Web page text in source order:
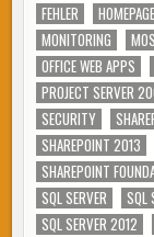
FEHLER
HOMEPAGE
MONITORING
OFFICE WEB APPS
PROJECT SERVER
SECURITY
SHAREPOINT 2013
SHAREPOINT
SQL SERVER
SQL
SQL SERVER 2012